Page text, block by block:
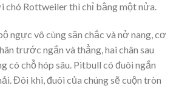
chó Rottweiler thì chỉ bằng một nửa.
ngực vô cùng săn chắc và nở nang, cơ
trước ngắn và thẳng, hai chân sau
có chỗ hóp sâu. Pitbull có đuôi ngắn
Đôi khi, đuôi của chúng sẽ cuộn tròn